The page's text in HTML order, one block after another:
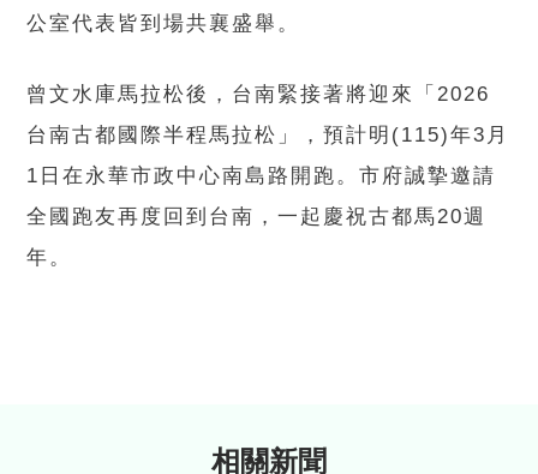
公室代表皆到場共襄盛舉。
曾文水庫馬拉松後，台南緊接著將迎來「2026
台南古都國際半程馬拉松」，預計明(115)年3月
1日在永華市政中心南島路開跑。市府誠摯邀請
全國跑友再度回到台南，一起慶祝古都馬20週
年。
相關新聞